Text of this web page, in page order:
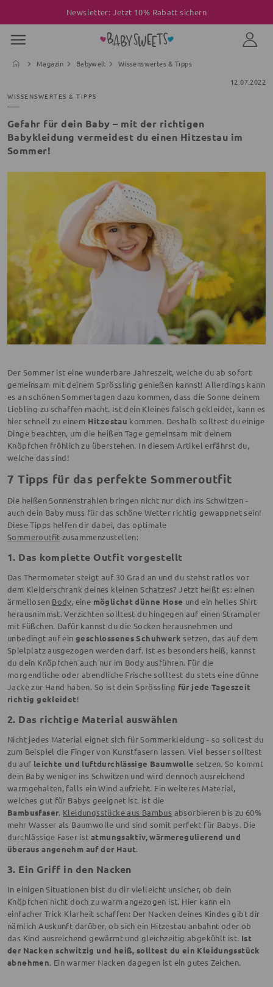
Newsletter: Jetzt 10% Rabatt sichern
Magazin Babywelt
Wissenswertes & Tipps
12.07.2022
WISSENSWERTES & TIPPS
Gefahr für dein Baby – mit der richtigen
Babykleidung vermeidest du einen Hitzestau im
Sommer!
Der Sommer ist eine wunderbare Jahreszeit, welche du ab sofort
gemeinsam mit deinem Sprössling genießen kannst! Allerdings kann
es an schönen Sommertagen dazu kommen, dass die Sonne deinem
Liebling zu schaffen macht. Ist dein Kleines falsch gekleidet, kann es
hier schnell zu einem Hitzestau kommen. Deshalb solltest du einige
Dinge beachten, um die heißen Tage gemeinsam mit deinem
Knöpfchen fröhlich zu überstehen. In diesem Artikel erfährst du,
welche das sind!
7 Tipps für das perfekte Sommeroutfit
Die heißen Sonnenstrahlen bringen nicht nur dich ins Schwitzen -
auch dein Baby muss für das schöne Wetter richtig gewappnet sein!
Diese Tipps helfen dir dabei, das optimale
Sommeroutfit zusammenzustellen:
1. Das komplette Outfit vorgestellt
Das Thermometer steigt auf 30 Grad an und du stehst ratlos vor
dem Kleiderschrank deines kleinen Schatzes? Jetzt heißt es: einen
ärmellosen Body, eine möglichst dünne Hose und ein helles Shirt
herausnimmst. Verzichten solltest du hingegen auf einen Strampler
mit Füßchen. Dafür kannst du die Socken herausnehmen und
unbedingt auf eingeschlossenes Schuhwerk setzen, das auf dem
Spielplatz ausgezogen werden darf. Ist es besonders heiß, kannst
du dein Knöpfchen auch nur im Body ausführen. Für die
morgendliche oder abendliche Frische solltest du stets eine dünne
Jacke zur Hand haben. So ist dein Sprössling für jede Tageszeit
richtig gekleidet!
2. Das richtige Material auswählen
Nicht jedes Material eignet sich für Sommerkleidung - so solltest du
zum Beispiel die Finger von Kunstfasern lassen. Viel besser solltest
du auf leichte und luftdurchlässige Baumwolle setzen. So kommt
dein Baby weniger ins Schwitzen und wird dennoch ausreichend
warmgehalten, falls ein Wind aufzieht. Ein weiteres Material,
welches gut für Babys geeignet ist, ist die
Bambusfaser. Kleidungsstücke aus Bambus absorbieren bis zu 60%
mehr Wasser als Baumwolle und sind somit perfekt für Babys. Die
durchlässige Faser ist atmungsaktiv, wärmeregulierend und
überaus angenehm auf der Haut.
3. Ein Griff in den Nacken
In einigen Situationen bist du dir vielleicht unsicher, ob dein
Knöpfchen nicht doch zu warm angezogen ist. Hier kann ein
einfacher Trick Klarheit schaffen: Der Nacken deines Kindes gibt dir
nämlich Auskunft darüber, ob sich ein Hitzestau anbahnt oder ob
das Kind ausreichend gewärmt und gleichzeitig abgekühlt ist. Ist
der Nacken schwitzig und heiß, solltest du ein Kleidungsstück
abnehmen. Ein warmer Nacken dagegen ist ein gutes Zeichen.